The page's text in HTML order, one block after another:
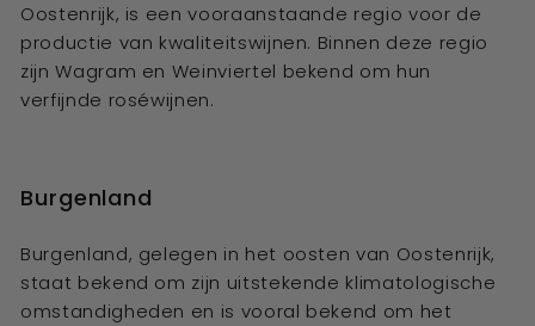
Oostenrijk, is een vooraanstaande regio voor de
productie van kwaliteitswijnen. Binnen deze regio
zijn Wagram en Weinviertel bekend om hun
verfijnde roséwijnen.
Burgenland
Burgenland, gelegen in het oosten van Oostenrijk,
staat bekend om zijn uitstekende klimatologische
omstandigheden en is vooral bekend om het